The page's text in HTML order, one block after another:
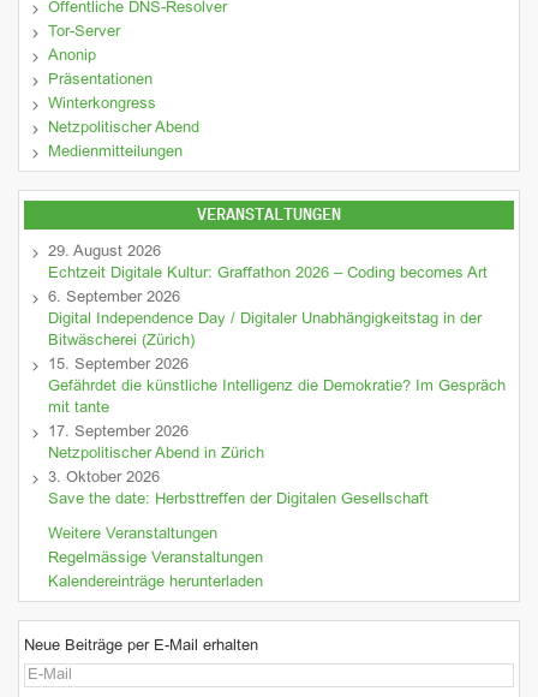
Öffentliche DNS-Resolver
Tor-Server
Anonip
Präsentationen
Winterkongress
Netzpolitischer Abend
Medienmitteilungen
VERANSTALTUNGEN
29. August 2026
Echtzeit Digitale Kultur: Graffathon 2026 – Coding becomes Art
6. September 2026
Digital Independence Day / Digitaler Unabhängigkeitstag in der
Bitwäscherei (Zürich)
15. September 2026
Gefährdet die künstliche Intelligenz die Demokratie? Im Gespräch
mit tante
17. September 2026
Netzpolitischer Abend in Zürich
3. Oktober 2026
Save the date: Herbsttreffen der Digitalen Gesellschaft
Weitere Veranstaltungen
Regelmässige Veranstaltungen
Kalendereinträge herunterladen
Neue Beiträge per E-Mail erhalten